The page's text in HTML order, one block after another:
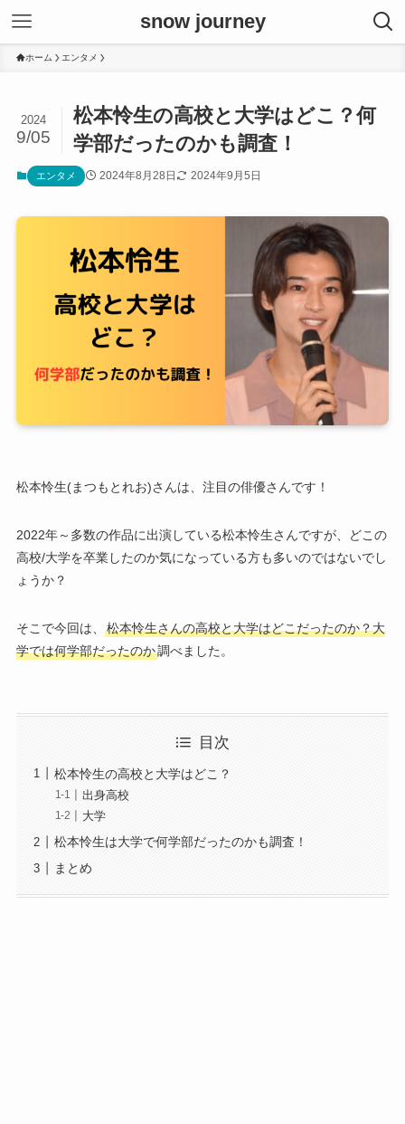
snow journey
ホーム エンタメ
松本怜生の高校と大学はどこ？何
学部だったのかも調査！
2024
9/05
エンタメ 2024年8月28日 2024年9月5日
松本怜生(まつもとれお)さんは、注目の俳優さんです！
2022年～多数の作品に出演している松本怜生さんですが、どこの
高校/大学を卒業したのか気になっている方も多いのではないでし
ょうか？
そこで今回は、
松本怜生さんの高校と大学はどこだったのか？大
学では何学部だったのか調べました。
目次
松本怜生の高校と大学はどこ？
出身高校
大学
松本怜生は大学で何学部だったのかも調査！
まとめ